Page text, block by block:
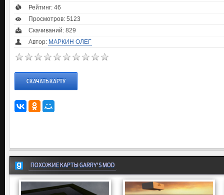
Рейтинг: 46
Просмотров: 5123
Скачиваний: 829
Автор: МАРКИН ОЛЕГ
СКАЧАТЬ КАРТУ
ПОХОЖИЕ КАРТЫ GARRY'S MOD